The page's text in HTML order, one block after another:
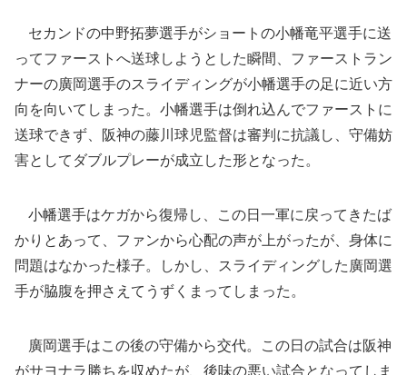
セカンドの中野拓夢選手がショートの小幡竜平選手に送
ってファーストへ送球しようとした瞬間、ファーストラン
ナーの廣岡選手のスライディングが小幡選手の足に近い方
向を向いてしまった。小幡選手は倒れ込んでファーストに
送球できず、阪神の藤川球児監督は審判に抗議し、守備妨
害としてダブルプレーが成立した形となった。
小幡選手はケガから復帰し、この日一軍に戻ってきたば
かりとあって、ファンから心配の声が上がったが、身体に
問題はなかった様子。しかし、スライディングした廣岡選
手が脇腹を押さえてうずくまってしまった。
廣岡選手はこの後の守備から交代。この日の試合は阪神
がサヨナラ勝ちを収めたが、後味の悪い試合となってしま